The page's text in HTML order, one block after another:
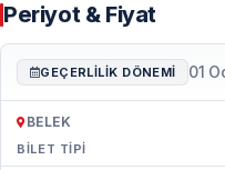
Periyot & Fiyat
GEÇERLILIK DÖNEMI 01
BELEK
BILET TIPI